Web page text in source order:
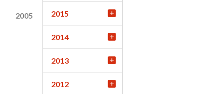
2005 2015
2014
2013
2012